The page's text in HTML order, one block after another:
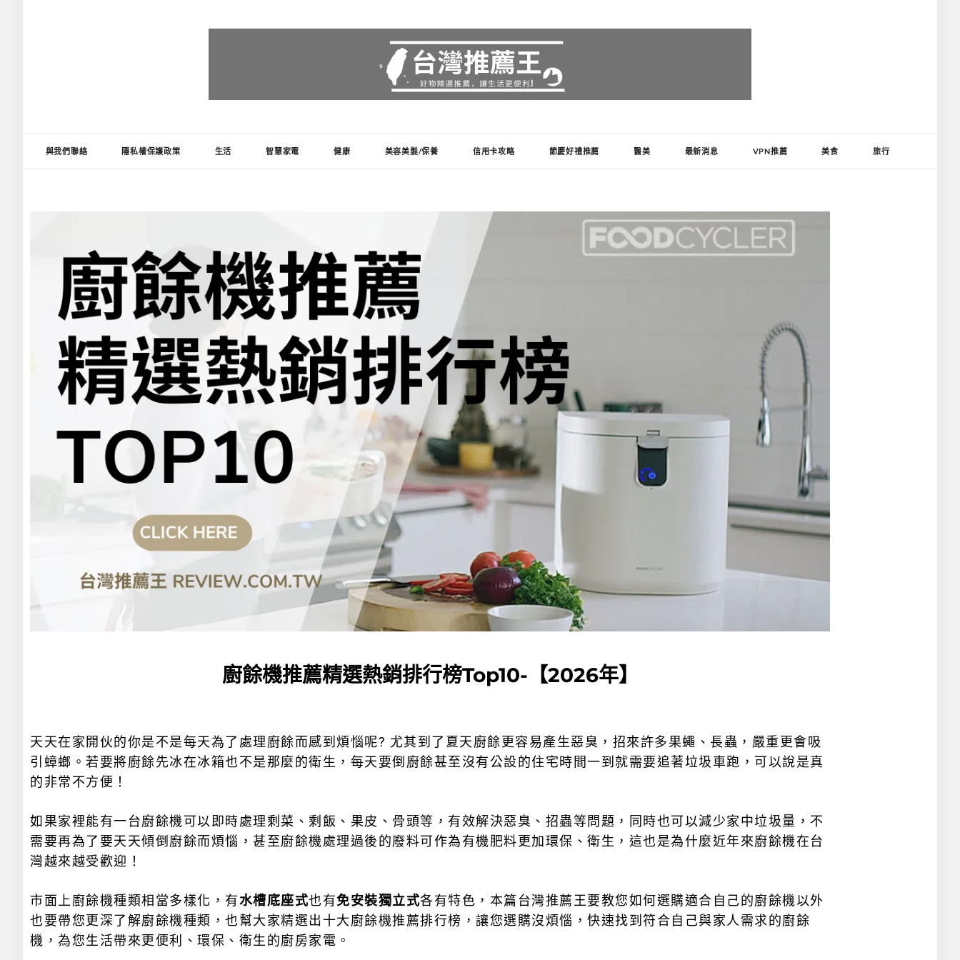
與我們聯絡 隱私權保護政策 生活 智慧家電 健康 美容美髮/保養 信用卡攻略 節慶好禮推薦 醫美 最新消息 VPN推薦 美食 旅行
廚餘機推薦精選熱銷排行榜Top10-【2026年】
天天在家開伙的你是不是每天為了處理廚餘而感到煩惱呢? 尤其到了夏天廚餘更容易產生惡臭，招來許多果蠅、長蟲，嚴重更會吸
引蟑螂。若要將廚餘先冰在冰箱也不是那麼的衛生，每天要倒廚餘甚至沒有公設的住宅時間一到就需要追著垃圾車跑，可以說是真
的非常不方便！
如果家裡能有一台廚餘機可以即時處理剩菜、剩飯、果皮、骨頭等，有效解決惡臭、招蟲等問題，同時也可以減少家中垃圾量，不
需要再為了要天天傾倒廚餘而煩惱，甚至廚餘機處理過後的廢料可作為有機肥料更加環保、衛生， 這也是為什麼近年來廚餘機在台
灣越來越受歡迎！
市面上廚餘機種類相當多樣化，有水槽底座式也有免安裝獨立式各有特色，本篇台灣推薦王要教您如何選購適合自己的廚餘機以外
也要帶您更深了解廚餘機種類，也幫大家精選出十大廚餘機推薦排行榜，讓您選購沒煩惱，快速找到符合自己與家人需求的廚餘
機，為您生活帶來更便利、環保、衛生的廚房家電。